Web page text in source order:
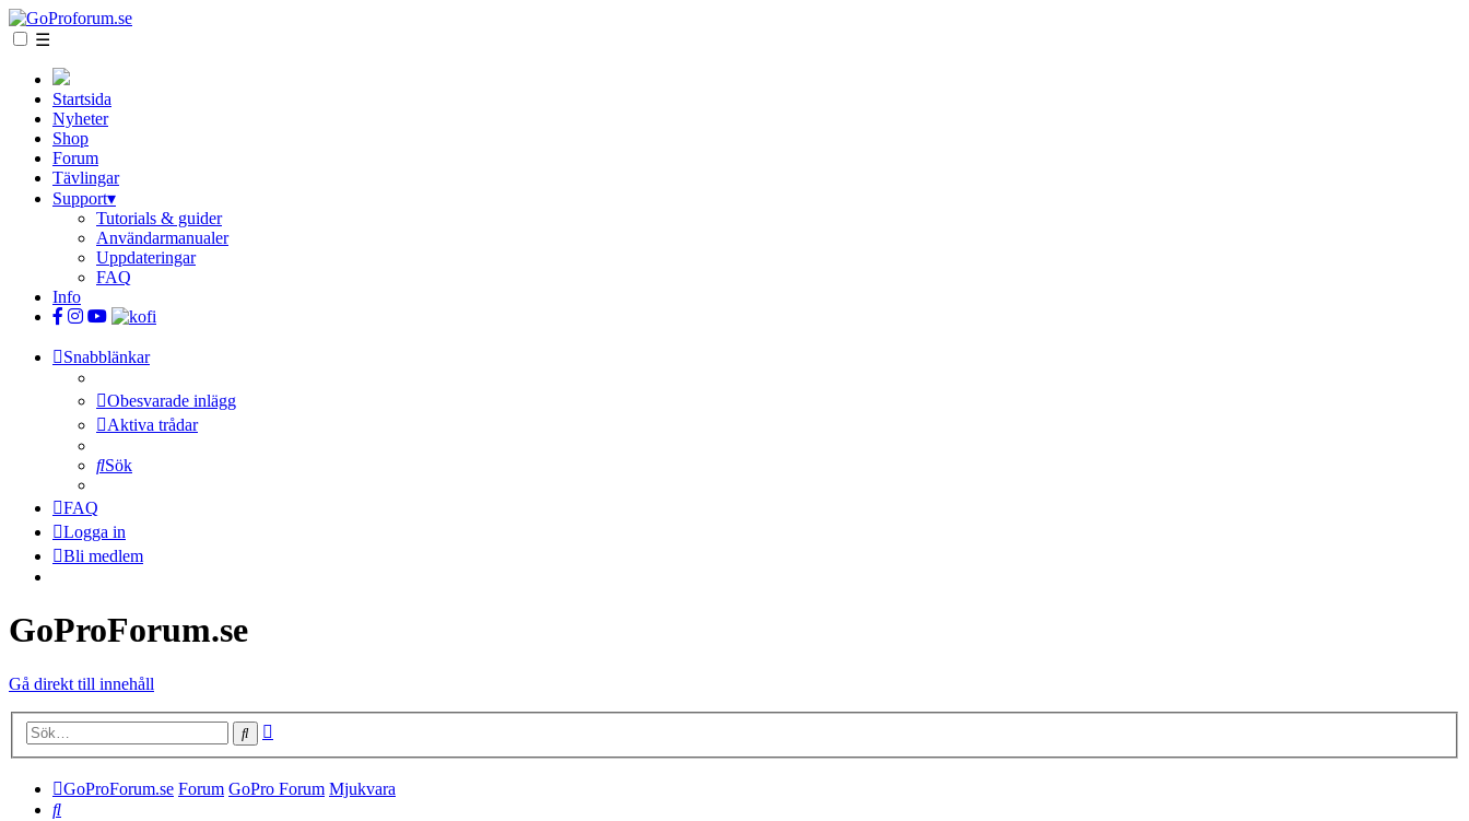
☰
Startsida
Nyheter
Shop
Forum
Tävlingar
Support▾
Tutorials & guider
Användarmanualer
Uppdateringar
FAQ
Info
Snabblänkar
Obesvarade inlägg
Aktiva trådar
Sök
FAQ
Logga in
Bli medlem
GoProForum.se
Gå direkt till innehåll
Sök
GoProForum.se Forum GoPro Forum Mjukvara
Sök